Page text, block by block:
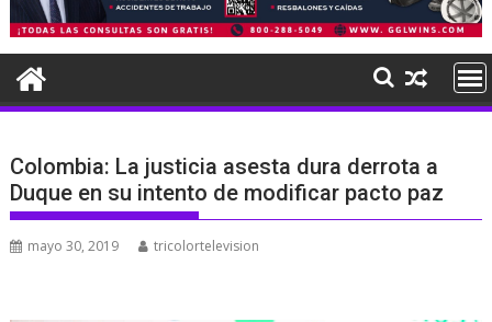
Colombia: La justicia asesta dura derrota a
Duque en su intento de modificar pacto paz
mayo 30, 2019 tricolortelevision